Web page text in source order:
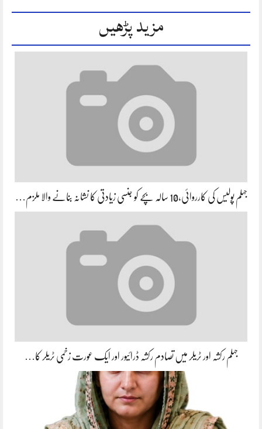
مزید پڑھیں
جہلم پولیس کی کارروائی،10 سالہ بچے کو جنسی زیادتی کا نشانہ بنانے والا ملزم…
جہلم رکشہ اور ٹریلر میں تصادم رکشہ ڈرائیور اور ایک عورت زخمی ٹریلر کا…